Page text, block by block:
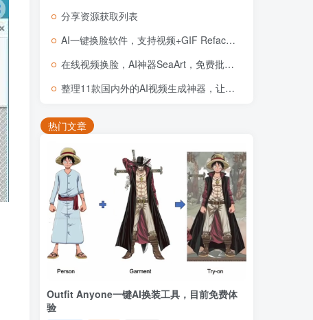
分享资源获取列表
AI一键换脸软件，支持视频+GIF RefacePro v4.15.1 安卓 激活VIP版本
在线视频换脸，AI神器SeaArt，免费批量生图及图片和视频换脸
整理11款国内外的AI视频生成神器，让你的创意跃然“屏”上
热门文章
Outfit Anyone一键AI换装工具，目前免费体
验